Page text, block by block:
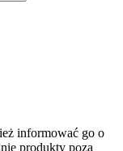
informować go o
produkty poza